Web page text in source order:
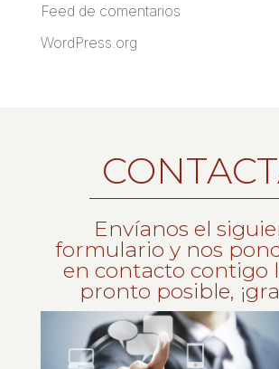
Feed de comentarios
WordPress.org
Envíanos el
formulario y nos
en contacto contigo
pronto posible,